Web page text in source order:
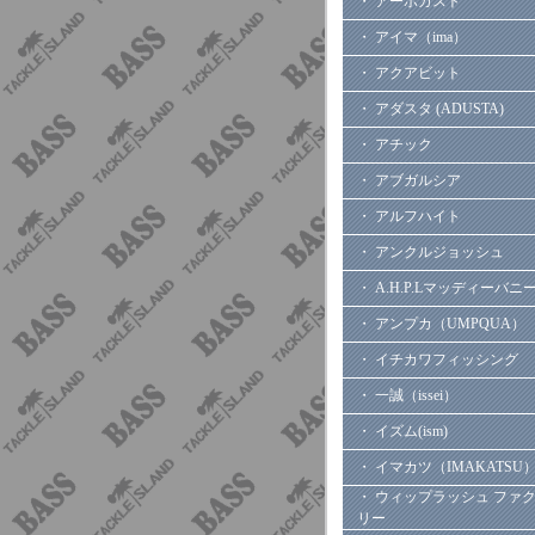
・ アイマ（ima）
・ アクアビット
・ アダスタ (ADUSTA)
・ アチック
・ アブガルシア
・ アルフハイト
・ アンクルジョッシュ
・ A.H.P.Lマッディーバニー
・ アンプカ（UMPQUA）
・ イチカワフィッシング
・ 一誠（issei）
・ イズム(ism)
・ イマカツ（IMAKATSU）
・ ウィップラッシュ ファ
リー